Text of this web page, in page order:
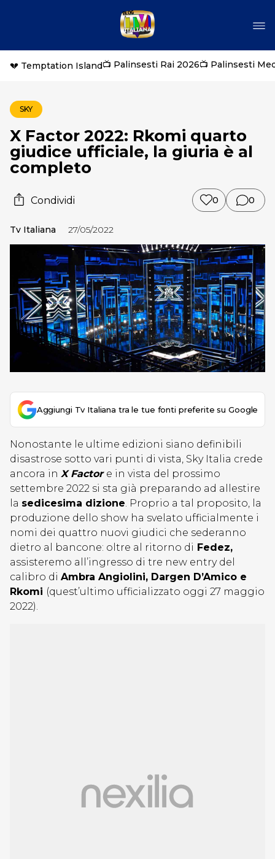
💔 Temptation Island📺 Palinsesti Rai 2026📺 Palinsesti
SKY
X Factor 2022: Rkomi quarto
giudice ufficiale, la giuria è al
completo
Condividi 0 0
Tv Italiana 27/05/2022
Aggiungi Tv Italiana tra le tue fonti preferite su Google
Nonostante le ultime edizioni siano definibili
disastrose sotto vari punti di vista, Sky Italia crede
ancora in X Factor e in vista del prossimo
settembre 2022 si sta già preparando ad allestire
la sedicesima dizione. Proprio a tal proposito, la
produzione dello show ha svelato ufficialmente i
nomi dei quattro nuovi giudici che sederanno
dietro al bancone: oltre al ritorno di Fedez,
assisteremo all’ingresso di tre new entry del
calibro di Ambra Angiolini, Dargen D’Amico e
Rkomi (quest’ultimo ufficializzato oggi 27 maggio
2022).